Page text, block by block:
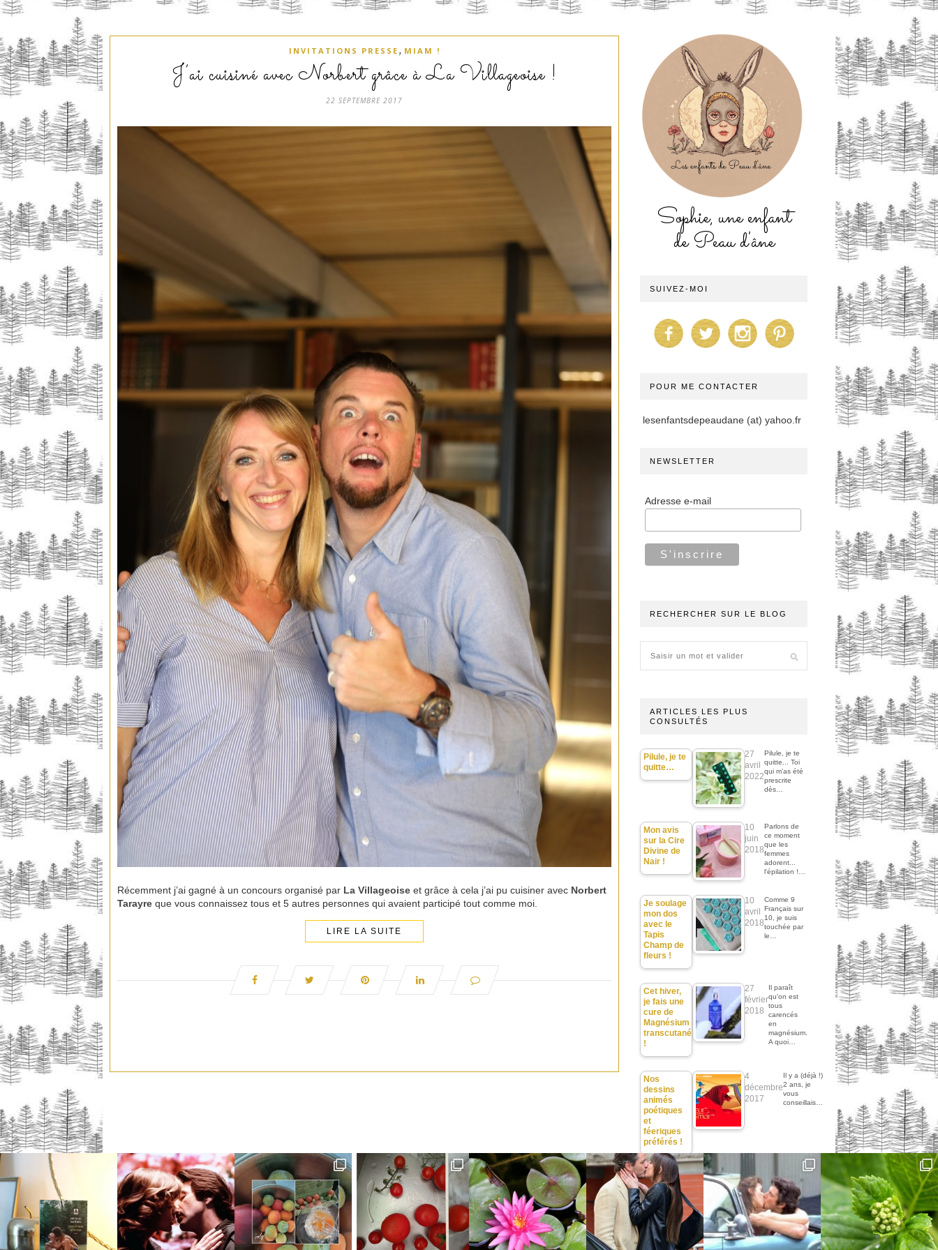
INVITATIONS PRESSE , MIAM !
J’ai cuisiné avec Norbert grâce à La Villageoise !
22 SEPTEMBRE 2017
Récemment j’ai gagné à un concours organisé par La Villageoise et grâce à cela j’ai pu cuisiner avec Norbert
Tarayre que vous connaissez tous et 5 autres personnes qui avaient participé tout comme moi.
LIRE LA SUITE
Sophie, une enfant
de Peau d'âne
SUIVEZ-MOI
POUR ME CONTACTER
lesenfantsdepeaudane (at) yahoo.fr
NEWSLETTER
Adresse e-mail
RECHERCHER SUR LE BLOG
ARTICLES LES PLUS
CONSULTÉS
Pilule, je te
quitte…
27
avril
2022
Pilule, je te
quitte... Toi
qui m'as été
prescrite
dès…
Mon avis
sur la Cire
Divine de
Nair !
10
juin
2018
Parlons de
ce moment
que les
femmes
adorent...
l'épilation !…
Je soulage
mon dos
avec le
Tapis
Champ de
fleurs !
10
avril
2018
Comme 9
Français sur
10, je suis
touchée par
le…
Cet hiver,
je fais une
cure de
Magnésium
transcutané
!
27
février
2018
Il paraît
qu'on est
tous
carencés
en
magnésium.
A quoi…
Nos
dessins
animés
poétiques
et
féeriques
préférés !
4
décembre
2017
Il y a (déjà !)
2 ans, je
vous
conseillais…